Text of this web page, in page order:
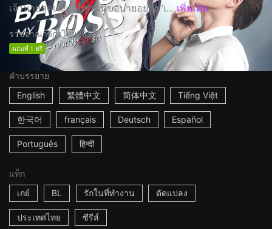
เจ้านายสุดเนี๊ยบที่ทุกคนขอบายอย่าง ‘เ... เพิ่มเติม
ราชอาณาจักรไทย2024
ตอนที่ 1 ฟรี
คำบรรยาย
English
繁體中文 简体中文 Tiếng Việt
한국어 français Deutsch Español
Português हिन्दी
แท็ก
เกย์
BL รักในที่ทำงาน ดัดแปลง
ประเทศไทย ซีรีส์